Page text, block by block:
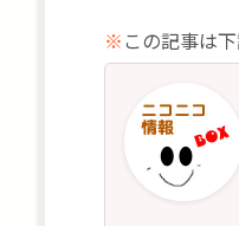
※ この記事は